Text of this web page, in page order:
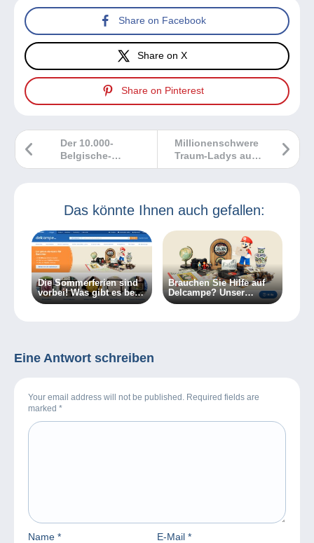
Share on Facebook
Share on X
Share on Pinterest
Millionenschwere
Traum-Ladys aus
dem Inselparadies
Der 10.000-
Belgische-
Franken-Schein
Das könnte Ihnen auch gefallen:
Die Sommerferien sind
vorbei! Was gibt es bei
Delcampe Neues?
Brauchen Sie Hilfe auf
Delcampe? Unser
Kundenservice ist mit
Eine Antwort schreiben
Your email address will not be published. Required fields are
marked *
Name * E-Mail *